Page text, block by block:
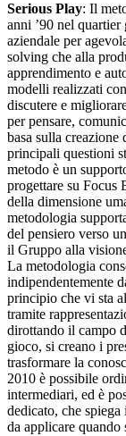
Serious Play: Il
anni ’90 nel
aziendale per
solving che alla
apprendimento e
modelli realizzati
discutere e
per pensare,
basa sulla creazione
principali questioni
metodo è un
progettare su Focus
della dimensione
metodologia
del pensiero verso
il Gruppo alla
La metodologia
indipendentemente
principio che vi sta
tramite
dirottando il campo
gioco, si creano i
trasformare la
2010 è possibile
intermediari, ed è
dedicato, che
da applicare quando